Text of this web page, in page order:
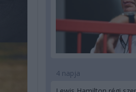
4 napja